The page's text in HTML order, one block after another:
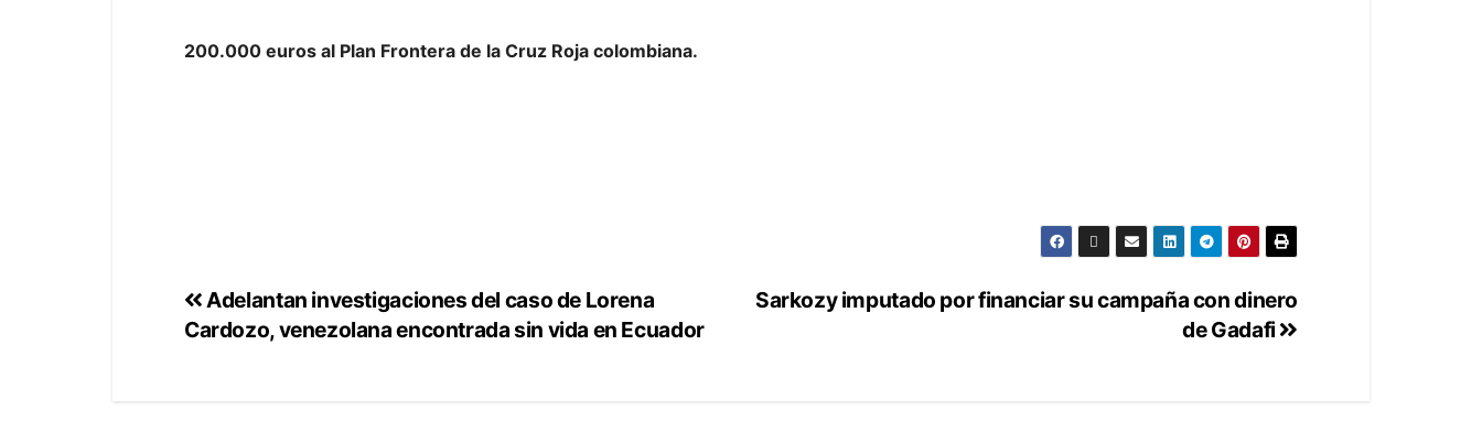
200.000 euros al Plan Frontera de la Cruz Roja colombiana.
Sarkozy imputado por financiar su campaña con dinero
de Gadafi
Adelantan investigaciones del caso de Lorena
Cardozo, venezolana encontrada sin vida en Ecuador